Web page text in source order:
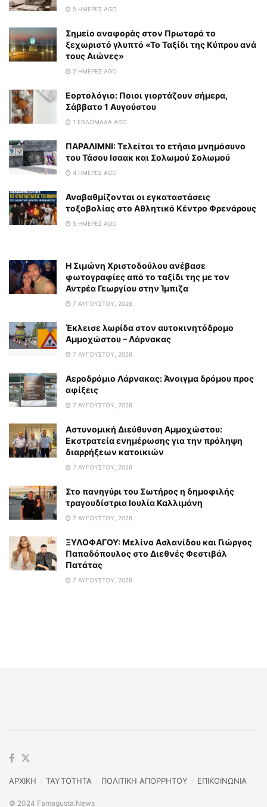
5 ΗΜΈΡΕΣ AGO
Σημείο αναφοράς στον Πρωταρά το
ξεχωριστό γλυπτό «Το Ταξίδι της Κύπρου ανά
τους Αιώνες»
2 ΗΜΈΡΕΣ AGO
Εορτολόγιο: Ποιοι γιορτάζουν σήμερα,
Σάββατο 1 Αυγούστου
1 ΕΒΔΟΜΆΔΑ AGO
ΠΑΡΑΛΙΜΝΙ: Τελείται το ετήσιο μνημόσυνο
του Τάσου Ισαακ και Σολωμού Σολωμού
4 ΗΜΈΡΕΣ AGO
Αναβαθμίζονται οι εγκαταστάσεις
τοξοβολίας στο Αθλητικό Κέντρο Φρενάρους
5 ΗΜΈΡΕΣ AGO
Η Σιμώνη Χριστοδούλου ανέβασε
φωτογραφίες από το ταξίδι της με τον
Αντρέα Γεωργίου στην Ίμπιζα
7 ΑΥΓΟΎΣΤΟΥ, 2026
Έκλεισε λωρίδα στον αυτοκινητόδρομο
Αμμοχώστου – Λάρνακας
7 ΑΥΓΟΎΣΤΟΥ, 2026
Αεροδρόμιο Λάρνακας: Άνοιγμα δρόμου προς
αφίξεις
7 ΑΥΓΟΎΣΤΟΥ, 2026
Αστυνομική Διεύθυνση Αμμοχώστου:
Εκστρατεία ενημέρωσης για την πρόληψη
διαρρήξεων κατοικιών
7 ΑΥΓΟΎΣΤΟΥ, 2026
Στο πανηγύρι του Σωτήρος η δημοφιλής
τραγουδίστρια Ιουλία Καλλιμάνη
7 ΑΥΓΟΎΣΤΟΥ, 2026
ΞΥΛΟΦΑΓΟΥ: Μελίνα Ασλανίδου και Γιώργος
Παπαδόπουλος στο Διεθνές Φεστιβάλ
Πατάτας
7 ΑΥΓΟΎΣΤΟΥ, 2026
ΑΡΧΙΚΗ TAYTOTHTA ΠΟΛΙΤΙΚΗ ΑΠΟΡΡΗΤΟΥ ΕΠΙΚΟΙΝΩΝΙΑ
© 2024 Famagusta.News